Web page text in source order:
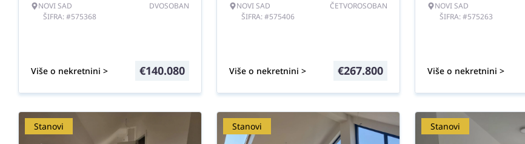
NOVI SAD
ŠIFRA: #575368
DVOSOBAN
Više o nekretnini > €140.080
NOVI SAD
ŠIFRA: #575406
ČETVOROSOBAN
Više o nekretnini > €267.800
NOVI SAD
ŠIFRA: #575263
Više o nekretnini >
Stanovi Stanovi Stanovi